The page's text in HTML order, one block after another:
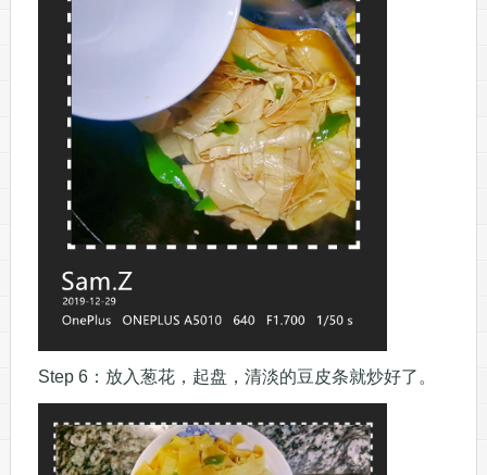
Step 6：放入葱花，起盘，清淡的豆皮条就炒好了。